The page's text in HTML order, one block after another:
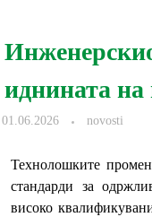
иднината на
01.06.2026 novosti
Технолошките
стандарди за
високо